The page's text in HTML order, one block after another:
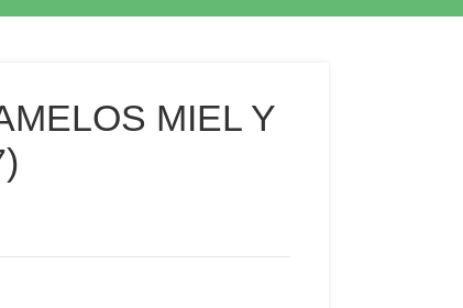
MIEL Y